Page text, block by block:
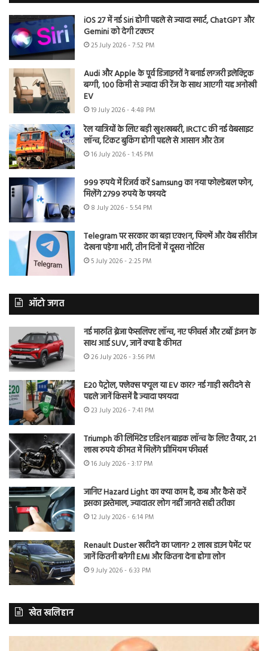
iOS 27 में नई Siri होगी पहले से ज्यादा स्मार्ट, ChatGPT और
Gemini को देगी टक्कर
25 July 2026 - 7:52 PM
Audi और Apple के पूर्व डिजाइनरों ने बनाई लग्जरी इलेक्ट्रिक
बग्गी, 100 किमी से ज्यादा की रेंज के साथ आएगी यह अनोखी
EV
19 July 2026 - 4:48 PM
रेल यात्रियों के लिए बड़ी खुशखबरी, IRCTC की नई वेबसाइट
लॉन्च, टिकट बुकिंग होगी पहले से आसान और तेज
16 July 2026 - 1:45 PM
999 रुपये में रिजर्व करें Samsung का नया फोल्डेबल फोन,
मिलेंगे 2799 रुपये के फायदे
8 July 2026 - 5:54 PM
Telegram पर सरकार का बड़ा एक्शन, फिल्में और वेब सीरीज
देखना पड़ेगा भारी, तीन दिनों में दूसरा नोटिस
5 July 2026 - 2:25 PM
ऑटो जगत
नई मारुति ब्रेजा फेसलिफ्ट लॉन्च, नए फीचर्स और टर्बो इंजन के
साथ आई SUV, जानें क्या है कीमत
26 July 2026 - 3:56 PM
E20 पेट्रोल, फ्लेक्स फ्यूल या EV कार? नई गाड़ी खरीदने से
पहले जानें किसमें है ज्यादा फायदा
23 July 2026 - 7:41 PM
Triumph की लिमिटेड एडिशन बाइक लॉन्च के लिए तैयार, 21
लाख रुपये कीमत में मिलेंगे प्रीमियम फीचर्स
16 July 2026 - 3:17 PM
जानिए Hazard Light का क्या काम है, कब और कैसे करें
इसका इस्तेमाल, ज्यादातर लोग नहीं जानते सही तरीका
12 July 2026 - 6:14 PM
Renault Duster खरीदने का प्लान? 2 लाख डाउन पेमेंट पर
जानें कितनी बनेगी EMI और कितना देना होगा लोन
9 July 2026 - 6:33 PM
खेत खलिहान